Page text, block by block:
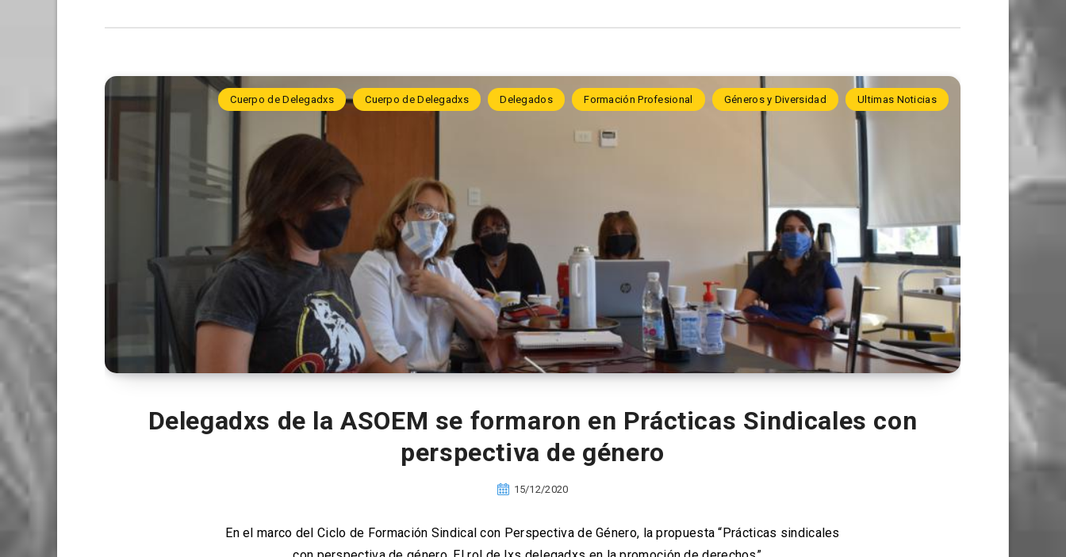
Cuerpo de Delegadxs Cuerpo de Delegadxs Delegados Formación Profesional Géneros y Diversidad Ultimas Noticias
Delegadxs de la ASOEM se formaron en Prácticas Sindicales con
perspectiva de género
15/12/2020
En el marco del Ciclo de Formación Sindical con Perspectiva de Género, la propuesta “Prácticas sindicales